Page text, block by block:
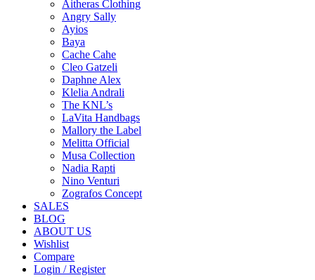
Aitheras Clothing
Angry Sally
Ayios
Baya
Cache Cahe
Cleo Gatzeli
Daphne Alex
Klelia Andrali
The KNL’s
LaVita Handbags
Mallory the Label
Melitta Official
Musa Collection
Nadia Rapti
Nino Venturi
Zografos Concept
SALES
BLOG
ABOUT US
Wishlist
Compare
Login / Register